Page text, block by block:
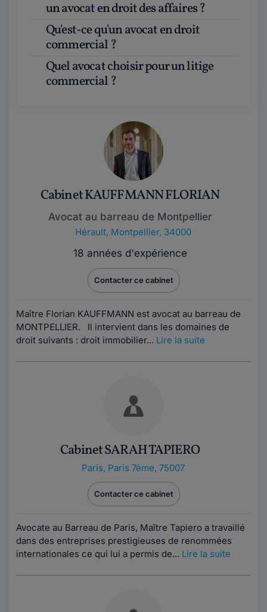
un avocat en droit des affaires ?
Qu'est-ce qu'un avocat en droit
commercial ?
Quel avocat choisir pour un litige
commercial ?
Cabinet KAUFFMANN FLORIAN
Avocat au barreau de Montpellier
Hérault, Montpellier, 34000
18 années d'expérience
Contacter ce cabinet
Maître Florian KAUFFMANN est avocat au barreau de
MONTPELLIER. Il intervient dans les domaines de
droit suivants : droit immobilier... Lire la suite
Cabinet SARAH TAPIERO
Paris, Paris 7ème, 75007
Contacter ce cabinet
Avocate au Barreau de Paris, Maître Tapiero a travaillé
dans des entreprises prestigieuses de renommées
internationales ce qui lui a permis de... Lire la suite